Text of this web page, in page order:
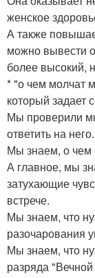
женское
А также
можно вывести
более высокий,
* "о чем молчат
который задает
Мы проверили
ответить на него.
Мы знаем, о чем
А главное, мы
затухающие
встрече.
Мы знаем, что
разочарования
Мы знаем, что
разряда